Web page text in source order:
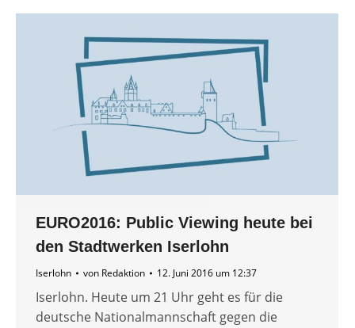
EURO2016: Public Viewing heute bei
den Stadtwerken Iserlohn
Iserlohn von Redaktion 12. Juni 2016 um 12:37
Iserlohn. Heute um 21 Uhr geht es für die
deutsche Nationalmannschaft gegen die